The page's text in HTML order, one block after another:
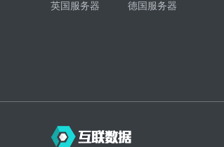
英国服务器 德国服务器